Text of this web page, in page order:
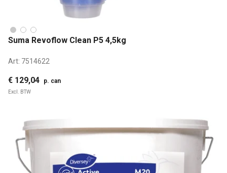
Suma Revoflow Clean P5 4,5kg
Art: 7514622
€ 129,04 p. can
Excl. BTW